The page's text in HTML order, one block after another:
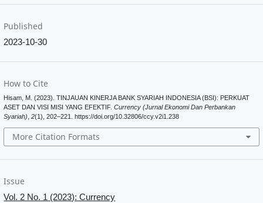
Published
2023-10-30
How to Cite
Hisam, M. (2023). TINJAUAN KINERJA BANK SYARIAH INDONESIA (BSI): PERKUAT
ASET DAN VISI MISI YANG EFEKTIF.Currency (Jurnal Ekonomi Dan Perbankan
Syariah) ,2(1), 202–221. https://doi.org/10.32806/ccy.v2i1.238
More Citation Formats
Issue
Vol. 2 No. 1 (2023): Currency